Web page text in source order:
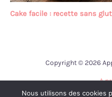
Cake facile : recette sans
Copyright © 2026
A
Nous utilisons des cookies